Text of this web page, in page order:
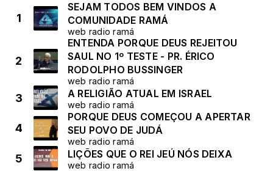
1
SEJAM TODOS BEM VINDOS A
COMUNIDADE RAMÁ
web radio ramá
2
ENTENDA PORQUE DEUS REJEITOU
SAUL NO 1º TESTE - PR. ÉRICO
RODOLPHO BUSSINGER
web radio ramá
3 A RELIGIÃO ATUAL EM ISRAEL
web radio ramá
4
PORQUE DEUS COMEÇOU A APERTAR
SEU POVO DE JUDÁ
web radio ramá
5 LIÇÕES QUE O REI JEÚ NÓS DEIXA
web radio ramá